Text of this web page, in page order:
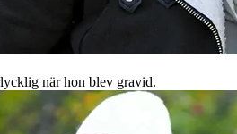
när hon blev gravid.